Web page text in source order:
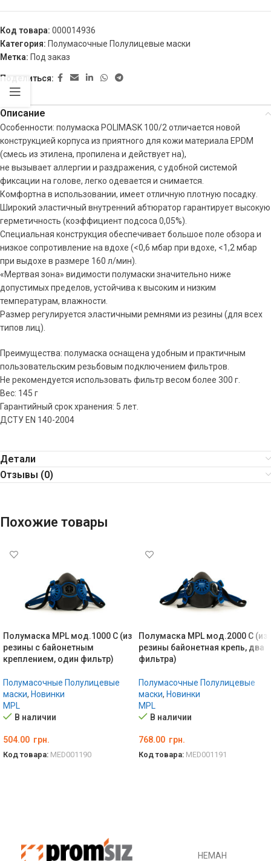
Код товара: 000014936
Категория: Полумасочные Полулицевые маски
Метка: Под заказ
Поделиться:
Описание
Особенности: полумаска POLIMASK 100/2 отличается новой
конструкцией корпуса из приятного для кожи материала EPDM
(смесь из этилена, пропилена и действует на),
не вызывает аллергии и раздражения, с удобной системой
фиксации на голове, легко одевается и снимается.
Комфортна в использовании, имеет отличную плотную посадку.
Широкий эластичный внутренний абтюратор гарантирует высокую
герметичность (коэффициент подсоса 0,05%).
Специальная конструкция обеспечивает большое поле обзора и
низкое сопротивление на вдохе (<0,6 мбар при вдохе, <1,2 мбар
при выдохе в размере 160 л/мин).
«Мертвая зона» видимости полумаски значительно ниже
допустимых пределов, устойчива к высоким и низким
температурам, влажности.
Размер регулируется эластичными ремнями из резины (для всех
типов лиц).
Преимущества: полумаска оснащена удобным и практичным
пользовательским резьбовым подключением фильтров.
Не рекомендуется использовать фильтр весом более 300 г.
Вес: 145 г
Гарантийный срок хранения: 5 лет.
ДСТУ EN 140-2004
Детали
Отзывы (0)
Похожие товары
Полумаска MPL мод.1000 C (из
резины с байонетным
креплением, один фильтр)
Полумасочные Полулицевые
маски, Новинки
MPL
В наличии
504.00 грн.
Код товара: MED001190
Полумаска MPL мод.2000 C (из
резины байонетная крепь, два
фильтра)
Полумасочные Полулицевые
маски, Новинки
MPL
В наличии
768.00 грн.
Код товара: MED001191
НЕМАН